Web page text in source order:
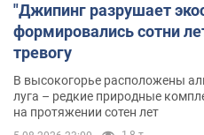
"Джипинг разрушает
формировались сотни
тревогу
В высокогорье расположены
луга – редкие природные
на протяжении сотен лет